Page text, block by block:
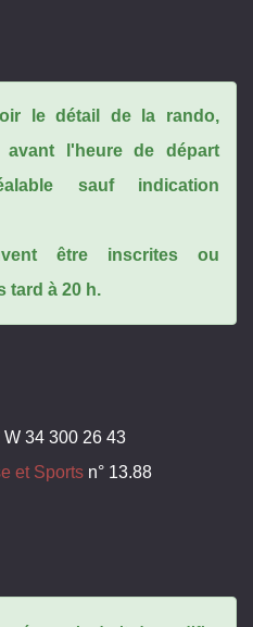
le détail de la rando,
avant l'heure de départ
sauf indication
être inscrites ou
tard à 20 h.
W 34 300 26 43
et Sports n° 13.88